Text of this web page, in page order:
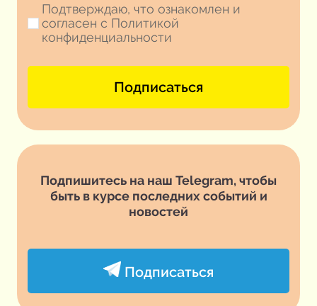
Подтверждаю, что ознакомлен и
согласен с Политикой
конфиденциальности
Подписаться
Подпишитесь на наш Telegram, чтобы
быть в курсе последних событий и
новостей
Подписаться